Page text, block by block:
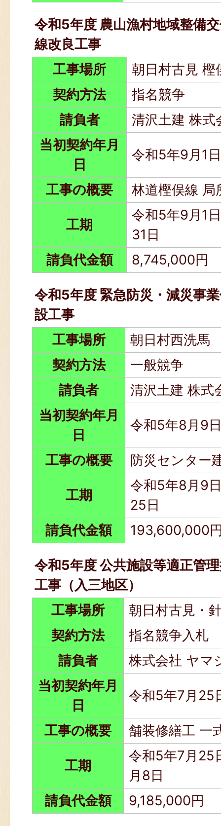
令和5年度 農山漁村地域整備
線改良工事
工事場所
朝日村古見 樫
契約方法
指名競争
請負者
清沢土建 株式
当初契約年月
日
令和5年9月1日
工事の概要 林道樫俣線 局
工期
令和5年9月1
31日
請負代金額
8,745,000円
令和5年度 緊急防災・減災事
設工事
工事場所
朝日村西洗馬
契約方法
一般競争
請負者
清沢土建 株式
当初契約年月
日
令和5年8月9
工事の概要 防災センター
工期
令和5年8月9
25日
請負代金額
193,600,000
令和5年度 公共施設等適正管
工事（入三地区）
工事場所
朝日村古見・
契約方法
指名競争入札
請負者
株式会社 ヤマ
当初契約年月
日
令和5年7月25
工事の概要 舗装修繕工 一
工期
令和5年7月25
月8日
請負代金額
9,185,000円